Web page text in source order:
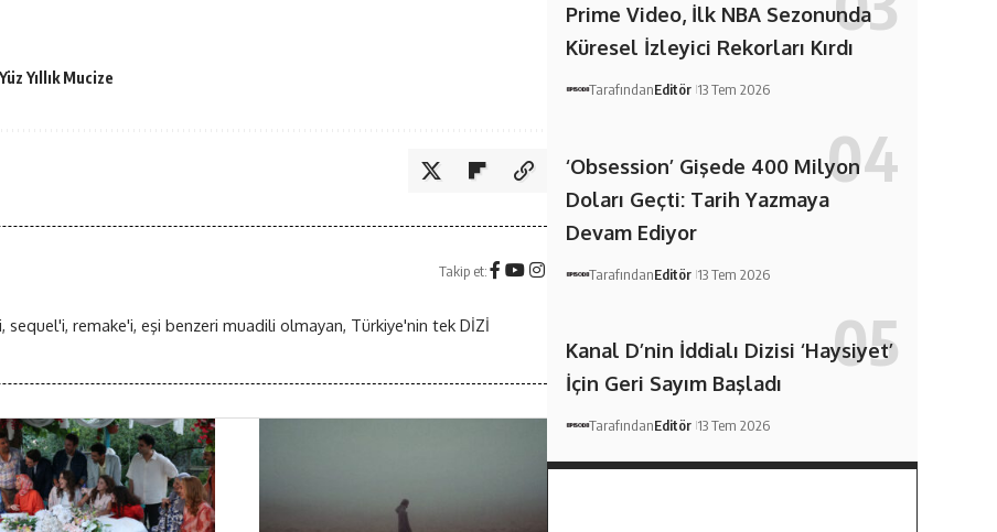
Yüz Yıllık Mucize
Takip et:
sequel'i, remake'i, eşi benzeri muadili olmayan, Türkiye'nin tek DİZİ
Prime Video, İlk NBA Sezonunda
Küresel İzleyici Rekorları Kırdı
TarafındanEditör 13 Tem 2026
‘Obsession’ Gişede 400 Milyon
Doları Geçti: Tarih Yazmaya
Devam Ediyor
TarafındanEditör 13 Tem 2026
Kanal D’nin İddialı Dizisi ‘Haysiyet’
İçin Geri Sayım Başladı
TarafındanEditör 13 Tem 2026